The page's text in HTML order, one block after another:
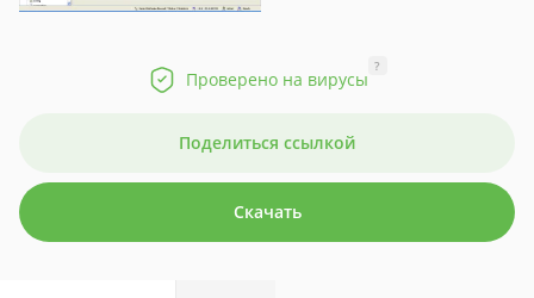
Проверено на вирусы
?
Поделиться ссылкой
Скачать